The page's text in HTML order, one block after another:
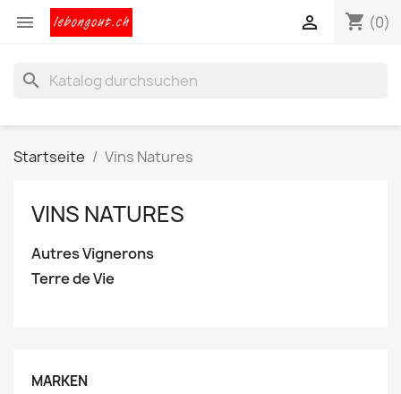
 shopping_cart (0)

search
Startseite Vins Natures
VINS NATURES
Autres Vignerons
Terre de Vie
MARKEN